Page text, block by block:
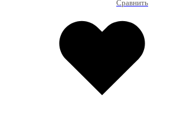
Сравнить